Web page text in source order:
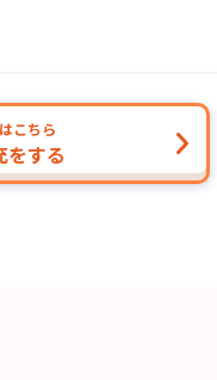
こちら
をする